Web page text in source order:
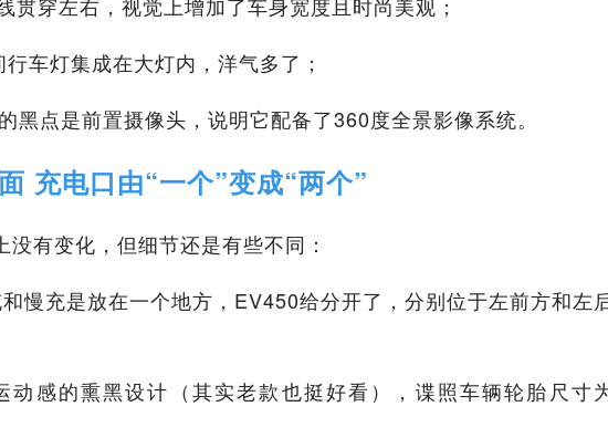
车灯集成在大灯内，洋气多了；
黑点是前置摄像头，说明它配备了360度全景影像系统。
充电口由“一个”变成“两个”
有变化，但细节还是有些不同：
慢充是放在一个地方，EV450给分开了，分别位于左前方和左
感的熏黑设计（其实老款也挺好看），谍照车辆轮胎尺寸